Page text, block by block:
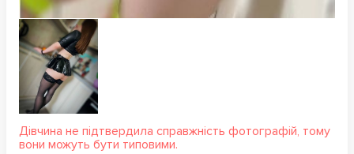
Дівчина не підтвердила справжність фотографій, тому
вони можуть бути типовими.